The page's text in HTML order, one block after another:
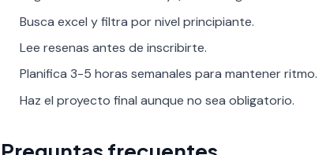
Busca excel y filtra por nivel principiante.
Lee resenas antes de inscribirte.
Planifica 3-5 horas semanales para mantener ritmo.
Haz el proyecto final aunque no sea obligatorio.